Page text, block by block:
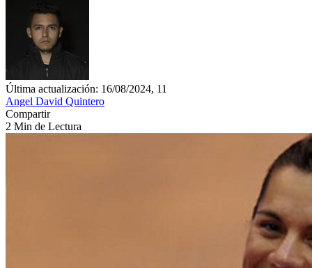
Última actualización: 16/08/2024, 11
Angel David Quintero
Compartir
2 Min de Lectura